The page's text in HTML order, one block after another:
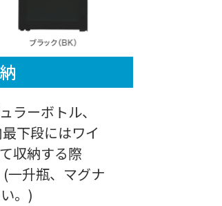
ラーボトル、
下段にはワイ
収納する際
一升瓶、マグナ
。)